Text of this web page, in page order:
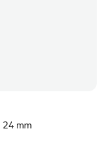
24 mm